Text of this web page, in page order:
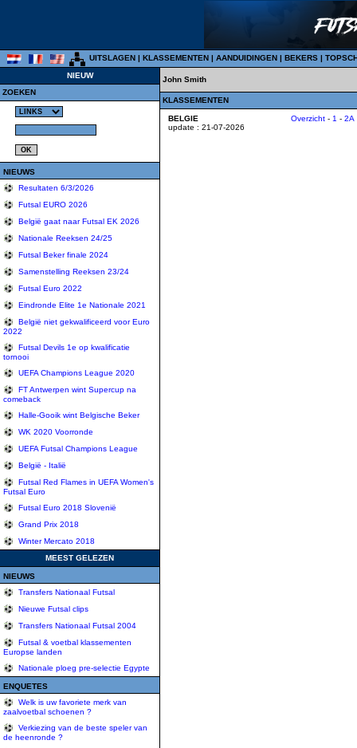
UITSLAGEN | KLASSEMENTEN | AANDUIDINGEN | BEKERS |
NIEUW
ZOEKEN
NIEUWS
Resultaten 6/3/2026
Futsal EURO 2026
België gaat naar Futsal EK 2026
Nationale Reeksen 24/25
Futsal Beker finale 2024
Samenstelling Reeksen 23/24
Futsal Euro 2022
Eindronde Elite 1e Nationale 2021
België niet gekwalificeerd voor Euro
2022
Futsal Devils 1e op kwalificatie
tornooi
UEFA Champions League 2020
FT Antwerpen wint Supercup na
comeback
Halle-Gooik wint Belgische Beker
WK 2020 Voorronde
UEFA Futsal Champions League
België - Italië
Futsal Red Flames in UEFA Women's
Futsal Euro
Futsal Euro 2018 Slovenië
Grand Prix 2018
Winter Mercato 2018
MEEST GELEZEN
NIEUWS
Transfers Nationaal Futsal
Nieuwe Futsal clips
Transfers Nationaal Futsal 2004
Futsal & voetbal klassementen
Europse landen
Nationale ploeg pre-selectie Egypte
ENQUETES
Welk is uw favoriete merk van
zaalvoetbal schoenen ?
Verkiezing van de beste speler van
de heenronde ?
John Smith
KLASSEMENTEN
BELGIE
update : 21-07-2026
Overzicht - 1 - 2A